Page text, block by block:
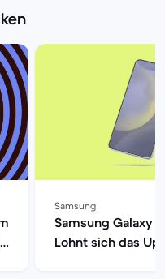
Samsung
Samsung Galaxy
Lohnt sich das